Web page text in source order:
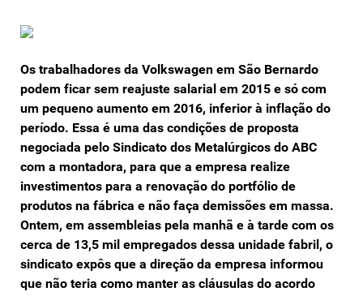
Os trabalhadores da Volkswagen em São Bernardo
podem ficar sem reajuste salarial em 2015 e só com
um pequeno aumento em 2016, inferior à inflação do
período. Essa é uma das condições de proposta
negociada pelo Sindicato dos Metalúrgicos do ABC
com a montadora, para que a empresa realize
investimentos para a renovação do portfólio de
produtos na fábrica e não faça demissões em massa.
Ontem, em assembleias pela manhã e à tarde com os
cerca de 13,5 mil empregados dessa unidade fabril, o
sindicato expôs que a direção da empresa informou
que não teria como manter as cláusulas do acordo